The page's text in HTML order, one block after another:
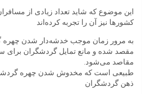
این موضوع که شاید تعداد زیادی از
کشورها نیز آن را تجربه کرده‌اند
به مرور زمان موجب خدشه‌دار شدن
مقصد شده و مانع تمایل گردشگران برای
مقاصد می‌شود.
طبیعی است که مخدوش شدن چهره
ذهن گردشگران